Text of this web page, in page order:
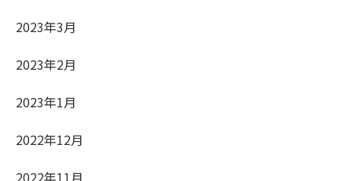
2023年3月
2023年2月
2023年1月
2022年12月